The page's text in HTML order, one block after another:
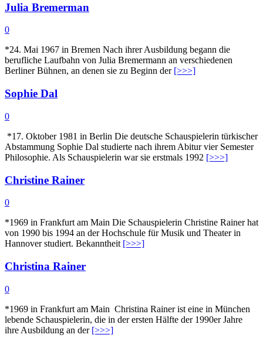
Julia Bremerman
0
*24. Mai 1967 in Bremen Nach ihrer Ausbildung begann die
berufliche Laufbahn von Julia Bremermann an verschiedenen
Berliner Bühnen, an denen sie zu Beginn der [>>>]
Sophie Dal
0
*17. Oktober 1981 in Berlin Die deutsche Schauspielerin türkischer
Abstammung Sophie Dal studierte nach ihrem Abitur vier Semester
Philosophie. Als Schauspielerin war sie erstmals 1992 [>>>]
Christine Rainer
0
*1969 in Frankfurt am Main Die Schauspielerin Christine Rainer hat
von 1990 bis 1994 an der Hochschule für Musik und Theater in
Hannover studiert. Bekanntheit [>>>]
Christina Rainer
0
*1969 in Frankfurt am Main Christina Rainer ist eine in München
lebende Schauspielerin, die in der ersten Hälfte der 1990er Jahre
ihre Ausbildung an der [>>>]